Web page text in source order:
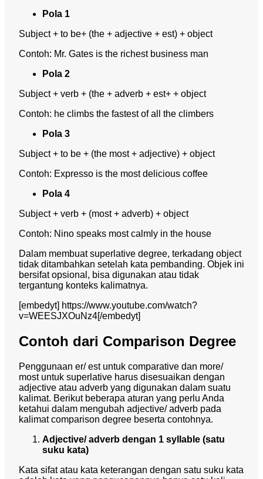
Pola 1
Subject + to be+ (the + adjective + est) + object
Contoh: Mr. Gates is the richest business man
Pola 2
Subject + verb + (the + adverb + est+ + object
Contoh: he climbs the fastest of all the climbers
Pola 3
Subject + to be + (the most + adjective) + object
Contoh: Expresso is the most delicious coffee
Pola 4
Subject + verb + (most + adverb) + object
Contoh: Nino speaks most calmly in the house
Dalam membuat superlative degree, terkadang object
tidak ditambahkan setelah kata pembanding. Objek ini
bersifat opsional, bisa digunakan atau tidak
tergantung konteks kalimatnya.
[embedyt] https://www.youtube.com/watch?
v=WEESJXOuNz4[/embedyt]
Contoh dari Comparison Degree
Penggunaan er/ est untuk comparative dan more/
most untuk superlative harus disesuaikan dengan
adjective atau adverb yang digunakan dalam suatu
kalimat. Berikut beberapa aturan yang perlu Anda
ketahui dalam mengubah adjective/ adverb pada
kalimatcomparison degree beserta contohnya.
Adjective/ adverb dengan 1 syllable (satu
suku kata)
Kata sifat atau kata keterangan dengan satu suku kata